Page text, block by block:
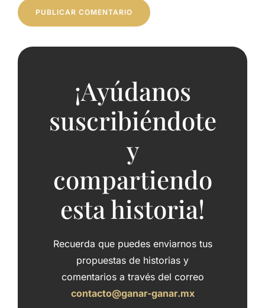
¡Ayúdanos
suscribiéndote
y
compartiendo
esta historia!
Recuerda que puedes enviarnos tus
propuestas de historias y
comentarios a través del correo
contacto@ganar-ganar.mx